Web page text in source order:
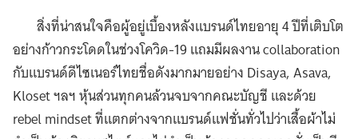
สิ่งที่น่าสนใจคือผู้อยู่เบื้องหลังแบรนด์ไทยอายุ 4 ปีที่เติบโต
อย่างก้าวกระโดดในช่วงโควิด-19 แถมมีผลงาน collaboration
กับแบรนด์ดีไซเนอร์ไทยชื่อดังมากมายอย่าง Disaya, Asava,
Kloset ฯลฯ หุ้นส่วนทุกคนล้วนจบจากคณะบัญชี และด้วย
rebel mindset ที่แตกต่างจากแบรนด์แฟชั่นทั่วไปว่าเสื้อผ้าไม่